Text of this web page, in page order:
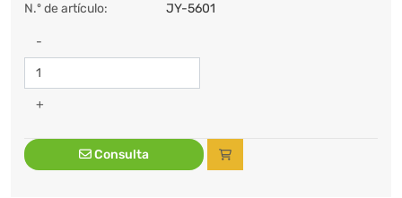
N.º de artículo: JY-5601
-
+
Consulta